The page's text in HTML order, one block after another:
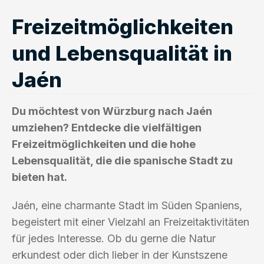
Freizeitmöglichkeiten
und Lebensqualität in
Jaén
Du möchtest von Würzburg nach Jaén
umziehen? Entdecke die vielfältigen
Freizeitmöglichkeiten und die hohe
Lebensqualität, die die spanische Stadt zu
bieten hat.
Jaén, eine charmante Stadt im Süden Spaniens,
begeistert mit einer Vielzahl an Freizeitaktivitäten
für jedes Interesse. Ob du gerne die Natur
erkundest oder dich lieber in der Kunstszene